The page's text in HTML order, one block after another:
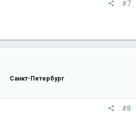
#7
Санкт-Петербург
#8